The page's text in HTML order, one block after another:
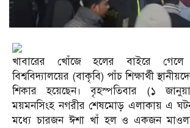
খাবারের খোঁজে হলের বাইরে গেলে
বিশ্ববিদ্যালয়ের (বাকৃবি) পাঁচ শিক্ষার্থী
শিকার হয়েছেন। বৃহস্পতিবার (১
ময়মনসিংহ নগরীর শেষমোড় এলাকায় এ
মধ্যে চারজন ঈশা খাঁ হল ও একজন